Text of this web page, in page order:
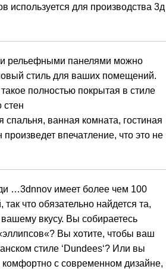
используется для производства 3д
рельефными панелями можно
стиль для ваших помещений.
такое полностью покрытая в стиле
стен
спальня, ванная комната, гостиная
произведет впечатление, что это не
…3dnnov имеет более чем 100
, так что обязательно найдется та,
вашему вкусу. Вы собираетесь
эллипсов«? Вы хотите, чтобы ваш
стиле ‘Dundees‘? Или вы
комфортно с современном дизайне,